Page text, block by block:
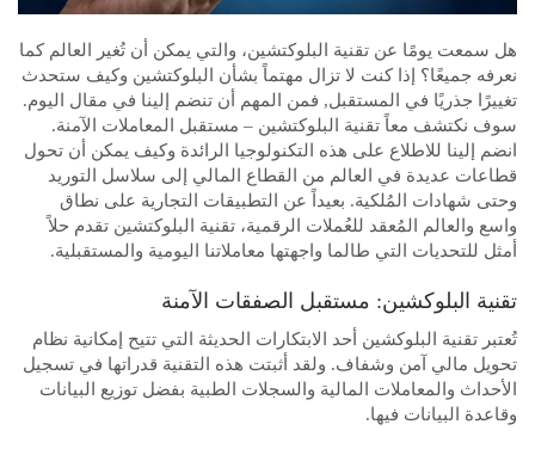
هل سمعت يومًا عن تقنية البلوكتشين، والتي يمكن أن تُغير العالم كما
نعرفه جميعًا؟ إذا كنت لا تزال مهتماً بشأن البلوكتشين وكيف ستحدث
تغييرًا جذريًا في المستقبل, فمن المهم أن تنضم إلينا في مقال اليوم.
سوف نكتشف معاً تقنية البلوكتشين – مستقبل المعاملات الآمنة.
انضم إلينا للاطلاع على هذه التكنولوجيا الرائدة وكيف يمكن أن تحول
قطاعات عديدة في العالم من القطاع المالي إلى سلاسل التوريد
وحتى شهادات المُلكية. بعيداً عن التطبيقات التجارية على نطاق
واسع والعالم المُعقد للعُملات الرقمية، تقنية البلوكتشين تقدم حلاً
أمثل للتحديات التي طالما واجهتها معاملاتنا اليومية والمستقبلية.
تقنية البلوكشين: مستقبل الصفقات الآمنة
تُعتبر تقنية البلوكشين أحد الابتكارات الحديثة التي تتيح إمكانية نظام
تحويل مالي آمن وشفاف. ولقد أثبتت هذه التقنية قدراتها في تسجيل
الأحداث والمعاملات المالية والسجلات الطبية بفضل توزيع البيانات
وقاعدة البيانات فيها.